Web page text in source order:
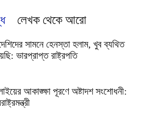
লেখক থেকে আরো
সামনে হেনস্তা হলাম, খুব ব্যথিত
ভারপ্রাপ্ত রাষ্ট্রপতি
আকাঙ্ক্ষা পূরণে অষ্টাদশ সংশোধনী: